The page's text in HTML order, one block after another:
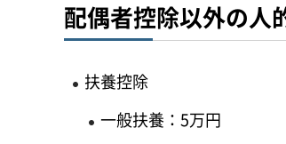
配偶者控除以外の人
扶養控除
一般扶養：5万円